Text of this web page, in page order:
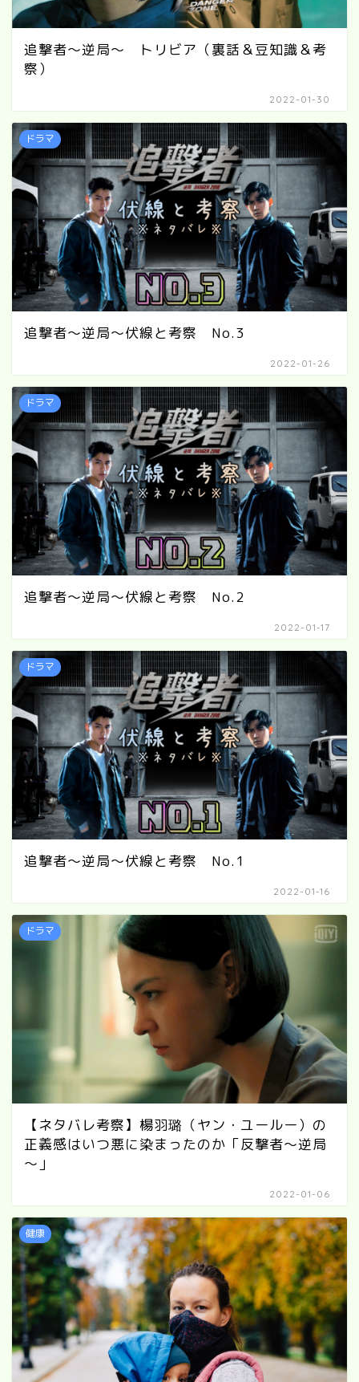
追撃者～逆局～ トリビア（裏話＆豆知識＆考
察）
2022-01-30
ドラマ
追撃者～逆局～伏線と考察 No.3
2022-01-26
ドラマ
追撃者～逆局～伏線と考察 No.2
2022-01-17
ドラマ
追撃者～逆局～伏線と考察 No.1
2022-01-16
ドラマ
【ネタバレ考察】楊羽璐（ヤン・ユールー）の
正義感はいつ悪に染まったのか「反撃者～逆局
～」
2022-01-06
健康